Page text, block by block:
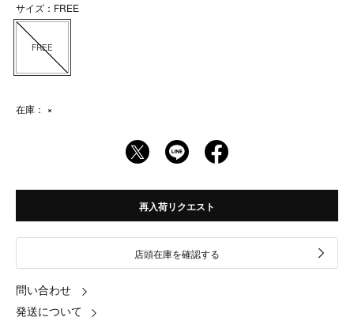
サイズ：FREE
FREE
在庫： ×
再入荷リクエスト
店頭在庫を確認する
問い合わせ
発送について